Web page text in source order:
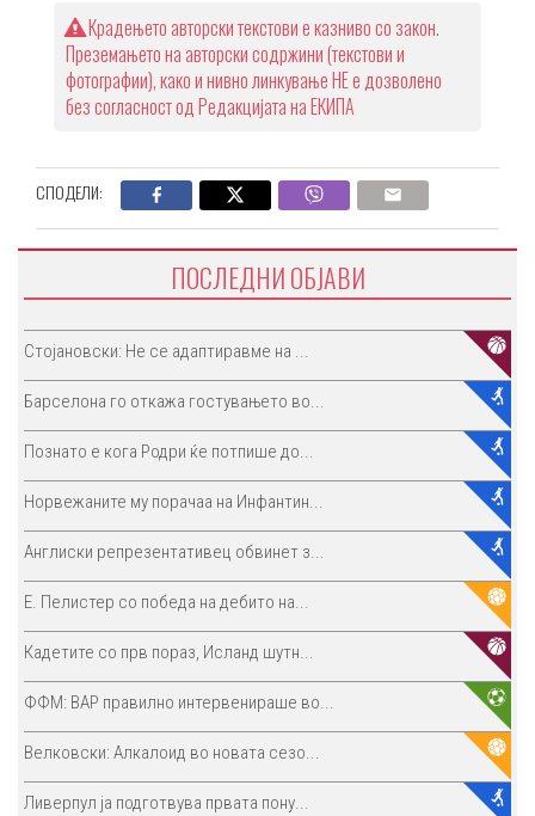
Крадењето авторски текстови е казниво со закон.
Преземањето на авторски содржини (текстови и
фотографии), како и нивно линкување НЕ е дозволено
без согласност од Редакцијата на ЕКИПА
СПОДЕЛИ:
ПОСЛЕДНИ ОБЈАВИ
Стојановски: Не се адаптиравме на ...
Барселона го откажа гостувањето во...
Познато е кога Родри ќе потпише до...
Норвежаните му порачаа на Инфантин...
Англиски репрезентативец обвинет з...
E. Пелистер со победа на дебито на...
Кадетите со прв пораз, Исланд шутн...
ФФМ: ВАР правилно интервенираше во...
Велковски: Алкалоид во новата сезо...
Ливерпул ја подготвува првата пону...